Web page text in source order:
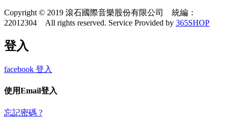
Copyright © 2019 滾石國際音樂股份有限公司 統編：
22012304 All rights reserved. Service Provided by 365SHOP
登入
facebook 登入
使用Email登入
忘記密碼 ?